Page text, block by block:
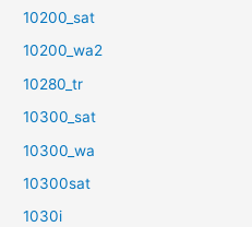
10200_sat
10200_wa2
10280_tr
10300_sat
10300_wa
10300sat
1030i